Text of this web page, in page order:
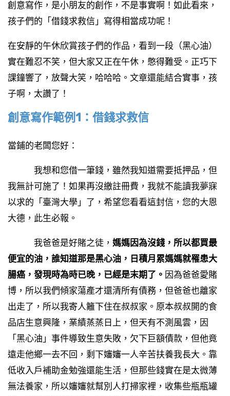
創意寫作，是小朋友的創作，不是事實啊！如此看來，
孩子們的「借錢求救信」寫得相當成功呢！
在安靜的午休欣賞孩子們的作品，看到一段（黑心油）
實在難忍不笑，但大家又正在午休，憋得難受。正巧下
課鐘響了，放聲大笑，哈哈哈。文章還能結合實事，孩
子啊，太讚了！
創意寫作範例1：借錢求救信
當鋪的老闆您好：
我想和您借一筆錢，雖然我知道需要抵押品，但
我無計可施了！如果再沒繳註冊費，我就不能讀我夢寐
以求的「臺灣大學」了，希望您看看這封信，您的大恩
大德，此生必報。
我爸爸是好賭之徒， 媽媽因為沒錢，所以都買最
便宜的油，誰知道那是黑心油，日積月累媽媽就罹患大
腸癌，發現時為時已晚，已經是末期了。 因為爸爸愛賭
博，所以我們傾家蕩產才還清所有債務，但爸爸也離家
出走了，所以我寄人籬下住在叔叔家。原本叔叔開的食
品店生意興隆，業績蒸蒸日上，但天有不測風雲，因
「黑心油」事件導致生意失敗，欠下巨額債款，但他竟
遠走他鄉一去不回，剩下嬸嬸一人辛苦扶養我長大。靠
低收入戶補助金勉強還能生活，但那些錢實在是太微薄
無法養家，所以嬸嬸就幫別人打掃家裡，收集些瓶瓶罐